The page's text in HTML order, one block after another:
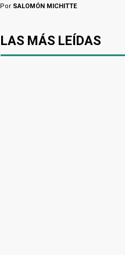
Por SALOMÓN MICHITTE
LAS MÁS LEÍDAS